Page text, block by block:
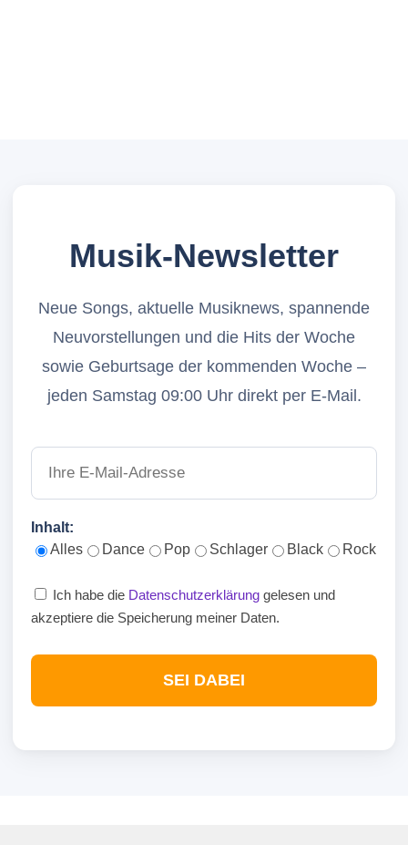
Musik-Newsletter
Neue Songs, aktuelle Musiknews, spannende
Neuvorstellungen und die Hits der Woche
sowie Geburtsage der kommenden Woche –
jeden Samstag 09:00 Uhr direkt per E-Mail.
Inhalt:
Alles
Dance Pop Schlager Black Rock
Ich habe die Datenschutzerklärung gelesen und
akzeptiere die Speicherung meiner Daten.
SEI DABEI